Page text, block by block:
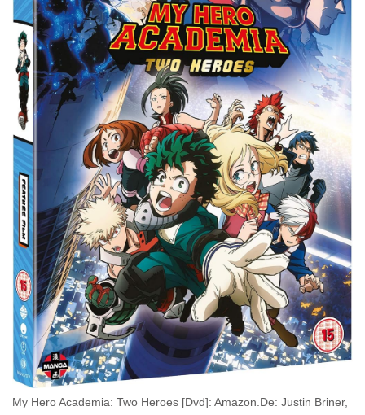
My Hero Academia: Two Heroes [Dvd]: Amazon.De: Justin Briner,